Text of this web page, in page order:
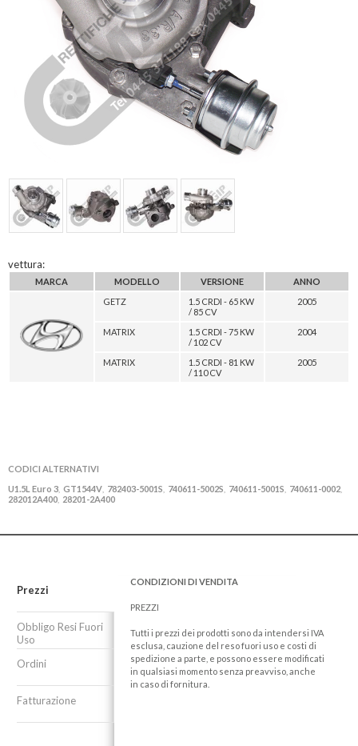
vettura:
MARCA MODELLO VERSIONE
ANNO
GETZ
1.5 CRDI - 65 KW
/ 85 CV
2005
MATRIX
1.5 CRDI - 75 KW
/ 102 CV
2004
MATRIX
1.5 CRDI - 81 KW
/ 110 CV
2005
CODICI ALTERNATIVI
U1.5L Euro 3 GT1544V 782403-5001S 740611-5002S 740611-5001S 740611-0002
282012A400 28201-2A400
Prezzi
Obbligo Resi Fuori
Uso
Ordini
Fatturazione
CONDIZIONI DI VENDITA
PREZZI
Tutti i prezzi dei prodotti sono da intendersi IVA
esclusa, cauzione del reso fuori uso e costi di
spedizione a parte, e possono essere modificati
in qualsiasi momento senza preavviso, anche
in caso di fornitura.